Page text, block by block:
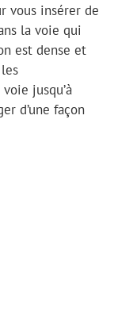
vous insérer de
la voie qui
est dense et
jusqu’à
d’une façon